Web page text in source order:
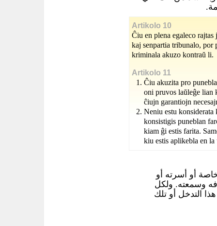
Artikolo 10
Ĉiu en plena egaleco rajtas
kaj senpartia tribunalo,
kriminala akuzo kontraŭ li.
Artikolo 11
Ĉiu akuzita pro
oni pruvos laŭleĝe lian
ĉiujn garantiojn
Neniu estu
konsistigis puneblan
kiam ĝi estis farita.
kiu estis aplikebla en
أو أسرته أو
وسمعته. ولكل
التدخل أو تلك